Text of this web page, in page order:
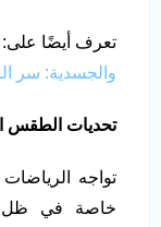
تعرف أيضًا على:
والجسدية: سر
تحديات الطقس
تواجه
خاصة في ظل